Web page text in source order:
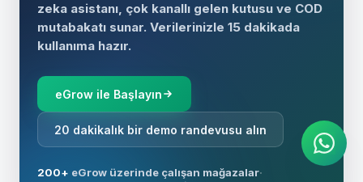
zeka asistanı, çok kanallı gelen kutusu ve COD
mutabakatı sunar. Verilerinizle 15 dakikada
kullanıma hazır.
eGrow ile Başlayın
20 dakikalık bir demo randevusu alın
200+ eGrow üzerinde çalışan mağazalar·
AI Ajanı
yanıtlar